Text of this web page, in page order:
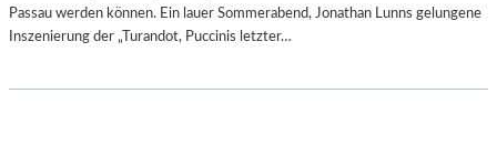
Passau werden können. Ein lauer Sommerabend, Jonathan Lunns gelungene
Inszenierung der „Turandot, Puccinis letzter…